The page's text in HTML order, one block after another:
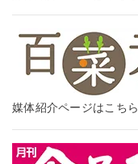
媒体紹介ページはこちら